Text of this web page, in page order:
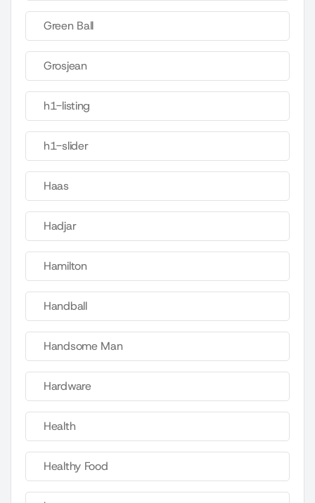
Green Ball
Grosjean
h1-listing
h1-slider
Haas
Hadjar
Hamilton
Handball
Handsome Man
Hardware
Health
Healthy Food